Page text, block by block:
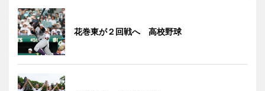
花巻東が２回戦へ 高校野球